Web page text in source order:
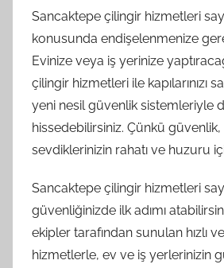
Sancaktepe çilingir hizmetleri
konusunda endişelenmenize
Evinize veya iş yerinize
çilingir hizmetleri ile kapılarınızı
yeni nesil güvenlik sistemleriyle
hissedebilirsiniz. Çünkü güvenlik,
sevdiklerinizin rahatı ve huzuru
Sancaktepe çilingir hizmetleri
güvenliğinizde ilk adımı
ekipler tarafından sunulan hızlı
hizmetlerle, ev ve iş yerlerinizin